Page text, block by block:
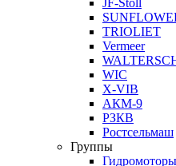
JF-Stoll
TRIOLIET
Vermeer
WIC
X-VIB
АКМ-9
РЗКВ
Ростсельмаш
Группы
Гидромоторы